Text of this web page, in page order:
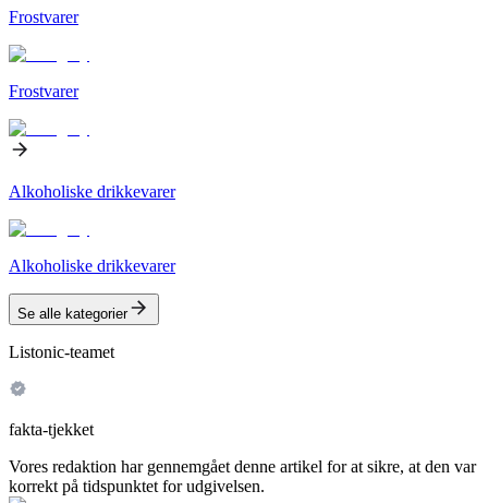
Frostvarer
Frostvarer
Alkoholiske drikkevarer
Alkoholiske drikkevarer
Se alle kategorier
Listonic-teamet
fakta-tjekket
Vores redaktion har gennemgået denne artikel for at sikre, at den var
korrekt på tidspunktet for udgivelsen.